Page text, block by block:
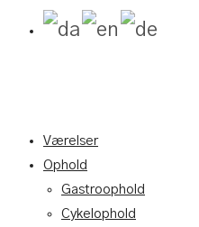
Værelser
Ophold
Gastroophold
Cykelophold